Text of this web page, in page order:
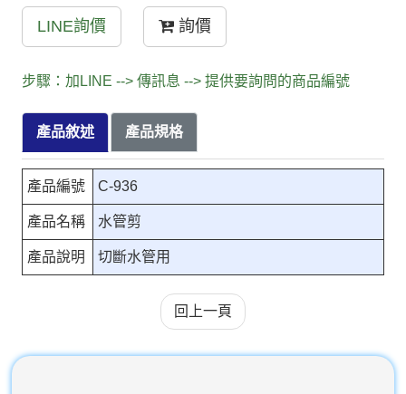
LINE詢價 詢價
步驟：加LINE --> 傳訊息 --> 提供要詢問的商品編號
產品敘述 產品規格
產品編號 C-936
產品名稱 水管剪
產品說明 切斷水管用
回上一頁